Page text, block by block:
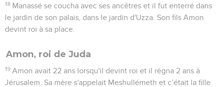
18 Manassé se coucha avec ses ancêtres et il fut enterré dans
le jardin de son palais, dans le jardin d'Uzza. Son fils Amon
devint roi à sa place.
Amon, roi de Juda
19 Amon avait 22 ans lorsqu'il devint roi et il régna 2 ans à
Jérusalem. Sa mère s'appelait Meshullémeth et c’était la fille